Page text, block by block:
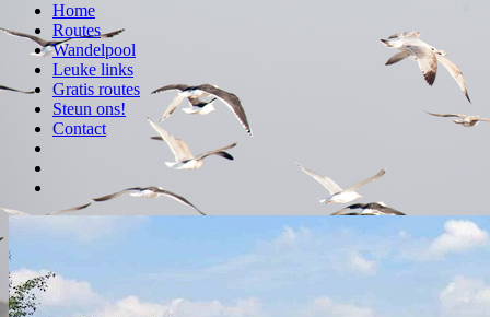
Home
Routes
Wandelpool
Leuke links
Gratis routes
Steun ons!
Contact